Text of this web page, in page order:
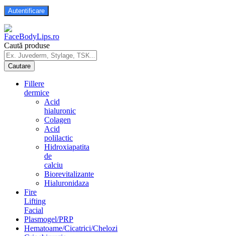
Caută produse
Fillere
dermice
Acid
hialuronic
Colagen
Acid
polilactic
Hidroxiapatita
de
calciu
Biorevitalizante
Hialuronidaza
Fire
Lifting
Facial
Plasmogel/PRP
Hematoame/Cicatrici/Chelozi